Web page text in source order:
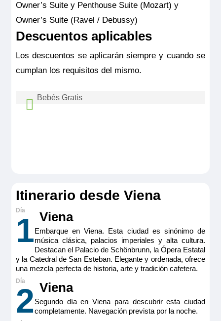
Todo incluido con excursionespor12.279€
Reservar
pero con todo lujo de detalles. Este hermoso refugio mide
Además, todo lo que necesitas está aquí: desde el sofá
hasta el televisor de pantalla plana HD de 40 pulgadas, la
máquina de café expreso y, en el baño, una maravillosa
5 anclas lujo
Owner’s Suite y Penthouse Suite (Mozart) y
Owner’s Suite (Ravel / Debussy)
Descuentos aplicables
Los descuentos se aplicarán siempre y cuando se
cumplan los requisitos del mismo.
Bebés Gratis
aéreos, tasas aéreas, excursiones y otros
Itinerario desde Viena
1 Viena
Embarque en Viena. Esta ciudad es sinónimo de
música clásica, palacios imperiales y alta cultura.
Destacan el Palacio de Schönbrunn, la Ópera Estatal
y la Catedral de San Esteban. Elegante y ordenada, ofrece
una mezcla perfecta de historia, arte y tradición cafetera.
2 Viena
Segundo día en Viena para descubrir esta ciudad
completamente. Navegación prevista por la noche.